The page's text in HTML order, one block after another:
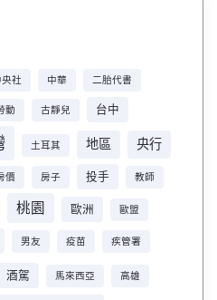
央社 中華 二胎代書
動 古靜兒 台中
土耳其 地區 央行
價 房子 投手 教師
桃園 歐洲 歐盟
男友 疫苗 疾管署
酒駕 馬來西亞 高雄